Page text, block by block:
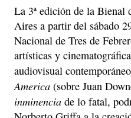
La 3ª edición de la Bienal
Aires a partir del sábado
Nacional de Tres de
artísticas y
audiovisual
America (sobre Juan
inminencia de lo fatal,